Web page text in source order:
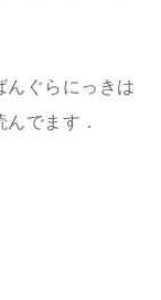
んぐらにっきは
でます．